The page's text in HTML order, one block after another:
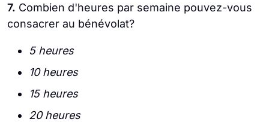
7. Combien d'heures par semaine pouvez-vous
consacrer au bénévolat?
5 heures
10 heures
15 heures
20 heures